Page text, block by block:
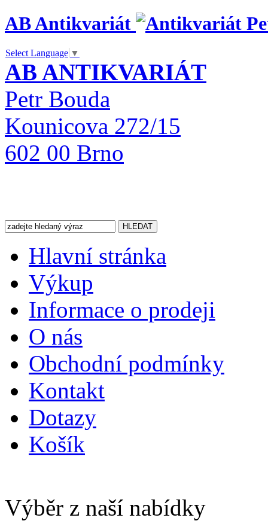
AB Antikvariát
Select Language ▼
AB ANTIKVARIÁT
Petr Bouda
Kounicova 272/15
602 00 Brno
Hlavní stránka
Výkup
Informace o prodeji
O nás
Obchodní podmínky
Kontakt
Dotazy
Košík
Výběr z naší nabídky